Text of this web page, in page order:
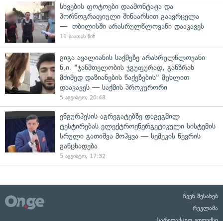
სხვების ფოტოები დაამონტაჟა და
პორნოგრაფიული შინაარსით გაავრცელა
— თბილისში არასრულწლოვანი დააკავეს
11 საათის წინ
გიგა ავალიანის საქმეზე არასრულწლოვანი
ნ.ი. "ჯანმთელობის ჯგუფურად, განზრახ
მძიმედ დაზიანების წაქეზების" მუხლით
დააკავეს — საქმის პროკურორი
5 აგვისტო, 20:48
ენგურჰესის აგრეგატებზე დაგეგმილ
ტესტირებას ელექტროენერგეტიკული სისტემის
სრული გათიშვა მოჰყვა — სემეკის წევრის
განცხადება
5 აგვისტო, 17:32
ჩვენ შესახებ
რეკლამა